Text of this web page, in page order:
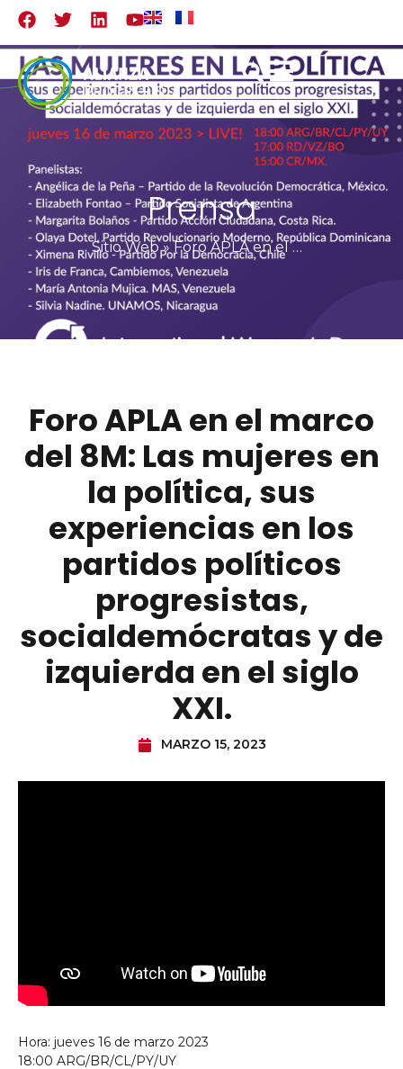
Prensa
Sitio Web»Foro APLA en el marco del 8M: Las mujeres en la política, sus experiencias en los partidos políticos progresistas, socialdemócratas y de izquierda en el siglo XXI.
Foro APLA en el marco
del 8M: Las mujeres en
la política, sus
experiencias en los
partidos políticos
progresistas,
socialdemócratas y de
izquierda en el siglo
XXI.
MARZO 15, 2023
Hora: jueves 16 de marzo 2023
18:00 ARG/BR/CL/PY/UY